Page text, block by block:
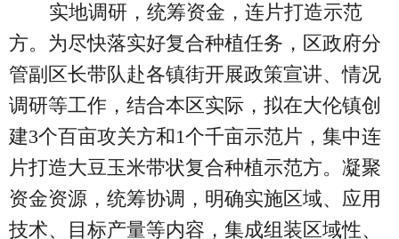
实地调研，统筹资金，连片打造示范
方。为尽快落实好复合种植任务，区政府分
管副区长带队赴各镇街开展政策宣讲、情况
调研等工作，结合本区实际，拟在大伦镇创
建3个百亩攻关方和1个千亩示范片，集中连
片打造大豆玉米带状复合种植示范方。凝聚
资金资源，统筹协调，明确实施区域、应用
技术、目标产量等内容，集成组装区域性、